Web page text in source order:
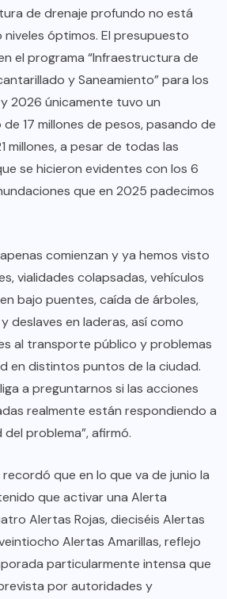
de drenaje profundo no está
niveles óptimos. El presupuesto
el programa “Infraestructura de
y Saneamiento” para los
2026 únicamente tuvo un
17 millones de pesos, pasando de
millones, a pesar de todas las
se hicieron evidentes con los 6
que en 2025 padecimos
apenas comienzan y ya hemos visto
vialidades colapsadas, vehículos
bajo puentes, caída de árboles,
deslaves en laderas, así como
al transporte público y problemas
en distintos puntos de la ciudad.
a preguntarnos si las acciones
realmente están respondiendo a
del problema”, afirmó.
recordó que en lo que va de junio la
que activar una Alerta
Alertas Rojas, dieciséis Alertas
Alertas Amarillas, reflejo
particularmente intensa que
por autoridades y